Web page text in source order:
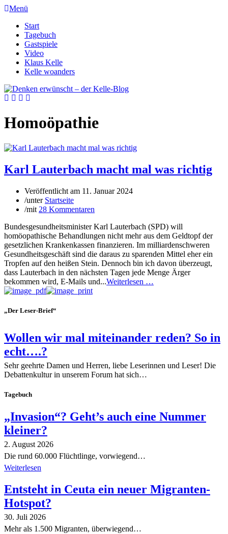
Menü
Start
Tagebuch
Gastspiele
Video
Klaus Kelle
Kelle woanders
Homoöpathie
Karl Lauterbach macht mal was richtig
Veröffentlicht am 11. Januar 2024
/unter Startseite
/mit 28 Kommentaren
Bundesgesundheitsminister Karl Lauterbach (SPD) will
homöopathische Behandlungen nicht mehr aus dem Geldtopf der
gesetzlichen Krankenkassen finanzieren. Im milliardenschweren
Gesundheitsgeschäft sind die daraus zu sparenden Mittel eher ein
Tropfen auf den heißen Stein. Dennoch bin ich davon überzeugt,
dass Lauterbach in den nächsten Tagen jede Menge Ärger
bekommen wird, E-Mails und...Weiterlesen …
„Der Leser-Brief“
Wollen wir mal miteinander reden? So in
echt….?
Sehr geehrte Damen und Herren, liebe Leserinnen und Leser! Die
Debattenkultur in unserem Forum hat sich…
Tagebuch
„Invasion“? Geht’s auch eine Nummer
kleiner?
2. August 2026
Die rund 60.000 Flüchtlinge, vorwiegend…
Weiterlesen
Entsteht in Ceuta ein neuer Migranten-
Hotspot?
30. Juli 2026
Mehr als 1.500 Migranten, überwiegend…